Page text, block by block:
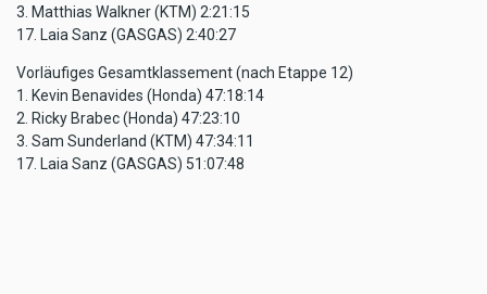
3. Matthias Walkner (KTM) 2:21:15
17. Laia Sanz (GASGAS) 2:40:27
Vorläufiges Gesamtklassement (nach Etappe 12)
1. Kevin Benavides (Honda) 47:18:14
2. Ricky Brabec (Honda) 47:23:10
3. Sam Sunderland (KTM) 47:34:11
17. Laia Sanz (GASGAS) 51:07:48